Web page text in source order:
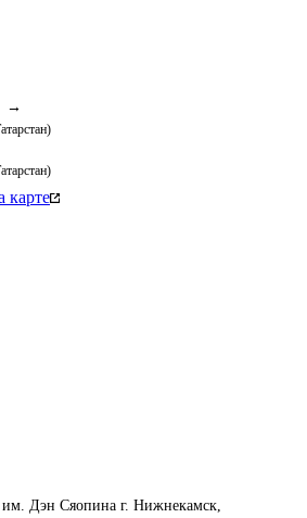
→
карте
им. Дэн Сяопина г. Нижнекамск,